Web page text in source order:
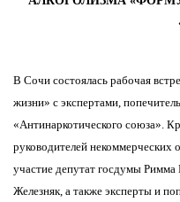
В Сочи состоялась рабочая
жизни» с экспертами,
«Антинаркотического союза».
руководителей некоммерческих
участие депутат госдумы Римма
Железняк, а также эксперты и